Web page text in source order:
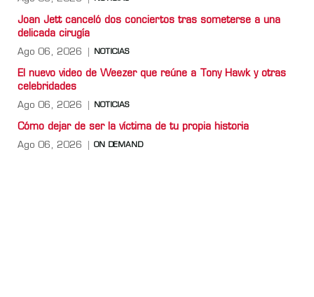
Joan Jett canceló dos conciertos tras someterse a una
delicada cirugía
Ago 06, 2026 NOTICIAS
El nuevo video de Weezer que reúne a Tony Hawk y otras
celebridades
Ago 06, 2026 NOTICIAS
Cómo dejar de ser la víctima de tu propia historia
Ago 06, 2026 ON DEMAND